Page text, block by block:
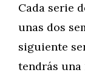
Cada serie
unas dos
siguiente
tendrás una